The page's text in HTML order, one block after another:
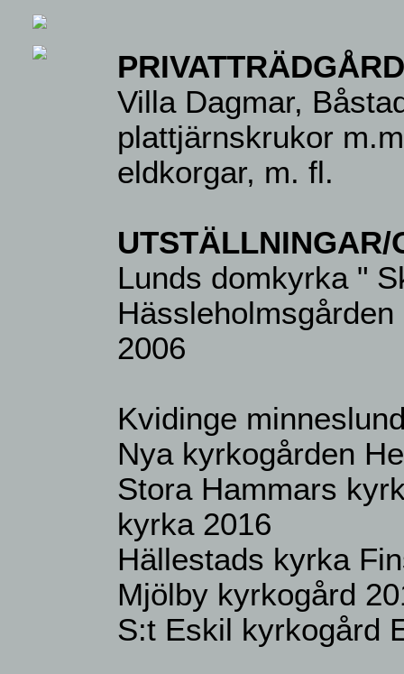
Villa Dagmar,
plattjärnskrukor
eldkorgar, m. fl.
UTSTÄLLNINGAR/
Lunds domkyrka "
2006
Kvidinge
Nya kyrkogården
Stora Hammars
kyrka 2016
Hällestads kyrka
Mjölby kyrkogård
S:t Eskil kyrkogård